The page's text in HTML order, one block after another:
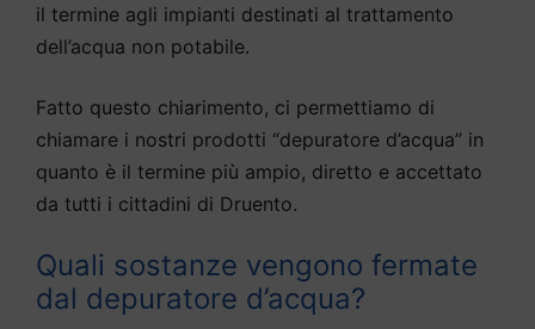
il termine agli impianti destinati al trattamento
dell’acqua non potabile.
Fatto questo chiarimento, ci permettiamo di
chiamare i nostri prodotti “depuratore d’acqua” in
quanto è il termine più ampio, diretto e accettato
da tutti i cittadini di Druento.
Quali sostanze vengono fermate
dal depuratore d’acqua?